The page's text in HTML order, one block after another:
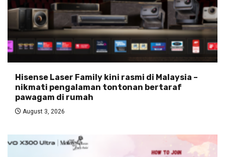
Hisense Laser Family kini rasmi di Malaysia –
nikmati pengalaman tontonan bertaraf
pawagam di rumah
August 3, 2026